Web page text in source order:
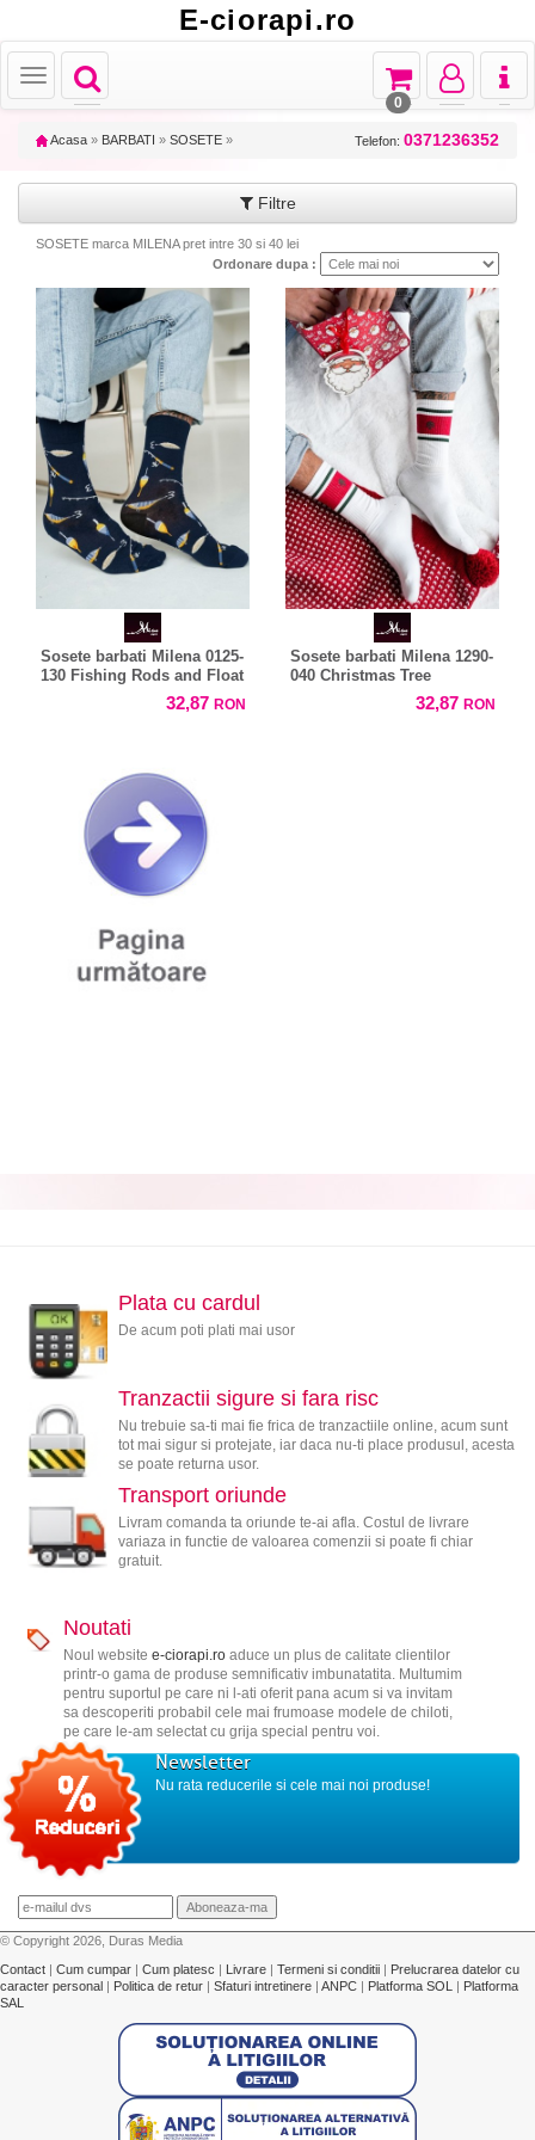
E-ciorapi.ro
Toggle
navigation
Toggle
Toggle
navigation
Toggle
navigation
Toggle
navigation
0
Acasa » BARBATI » SOSETE » Telefon: 0371236352
Filtre
SOSETE marca MILENA pret intre 30 si 40 lei
Ordonare dupa :
Sosete barbati Milena 0125-
130 Fishing Rods and Float
32,87 RON
Sosete barbati Milena 1290-
040 Christmas Tree
32,87 RON
Plata cu cardul
De acum poti plati mai usor
Tranzactii sigure si fara risc
Nu trebuie sa-ti mai fie frica de tranzactiile online, acum sunt
tot mai sigur si protejate, iar daca nu-ti place produsul, acesta
se poate returna usor.
Transport oriunde
Livram comanda ta oriunde te-ai afla. Costul de livrare
variaza in functie de valoarea comenzii si poate fi chiar
gratuit.
Noutati
Noul website e-ciorapi.roaduce un plus de calitate clientilor
printr-o gama de produse semnificativ imbunatatita. Multumim
pentru suportul pe care ni l-ati oferit pana acum si va invitam
sa descoperiti probabil cele mai frumoase modele de chiloti,
pe care le-am selectat cu grija special pentru voi.
Newsletter
Nu rata reducerile si cele mai noi produse!
© Copyright 2026, Duras Media
Contact | Cum cumpar | Cum platesc | Livrare | Termeni si conditii | Prelucrarea datelor cu
caracter personal | Politica de retur | Sfaturi intretinere | ANPC | Platforma SOL | Platforma
SAL